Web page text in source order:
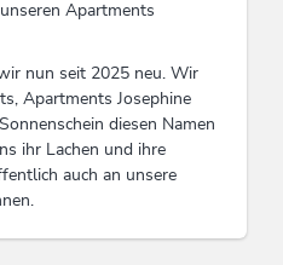
Apartments
nun seit 2025 neu. Wir
Apartments Josephine
diesen Namen
ihr Lachen und ihre
auch an unsere